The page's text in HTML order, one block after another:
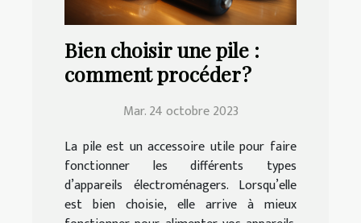
Bien choisir une pile :
comment procéder ?
Mar. 24 octobre 2023
La pile est un accessoire utile pour faire
fonctionner les différents types
d’appareils électroménagers. Lorsqu’elle
est bien choisie, elle arrive à mieux